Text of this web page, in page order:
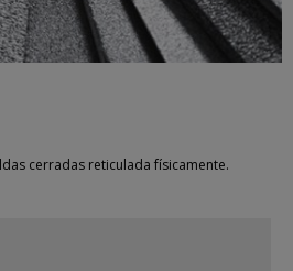
cerradas reticulada físicamente.